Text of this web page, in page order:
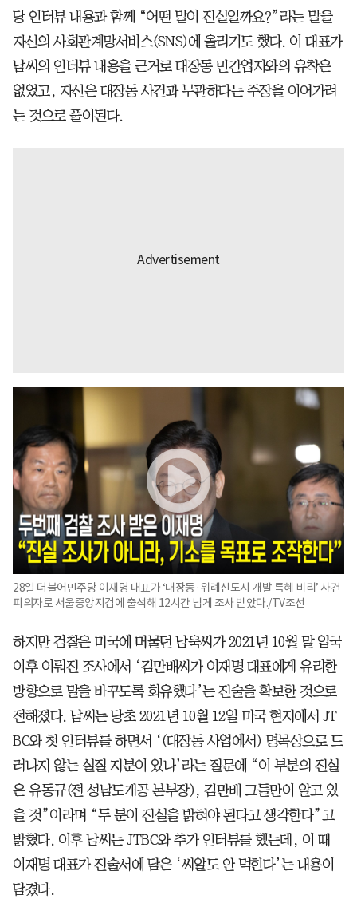
당 인터뷰 내용과 함께 “어떤 말이 진실일까요?”라는 말을
자신의 사회관계망서비스(SNS)에 올리기도 했다. 이 대표가
남씨의 인터뷰 내용을 근거로 대장동 민간업자와의 유착은
없었고, 자신은 대장동 사건과 무관하다는 주장을 이어가려
는 것으로 풀이된다.
28일 더불어민주당 이재명 대표가 ‘대장동·위례신도시 개발 특혜 비리’ 사건
피의자로 서울중앙지검에 출석해 12시간 넘게 조사 받았다./TV조선
하지만 검찰은 미국에 머물던 남욱씨가 2021년 10월 말 입국
이후 이뤄진 조사에서 ‘김만배씨가 이재명 대표에게 유리한
방향으로 말을 바꾸도록 회유했다’는 진술을 확보한 것으로
전해졌다. 남씨는 당초 2021년 10월 12일 미국 현지에서 JT
BC와 첫 인터뷰를 하면서 ‘(대장동 사업에서) 명목상으로 드
러나지 않는 실질 지분이 있나’라는 질문에 “이 부분의 진실
은 유동규(전 성남도개공 본부장), 김만배 그들만이 알고 있
을 것”이라며 “두 분이 진실을 밝혀야 된다고 생각한다”고
밝혔다. 이후 남씨는 JTBC와 추가 인터뷰를 했는데, 이 때
이재명 대표가 진술서에 담은 ‘씨알도 안 먹힌다’는 내용이
담겼다.